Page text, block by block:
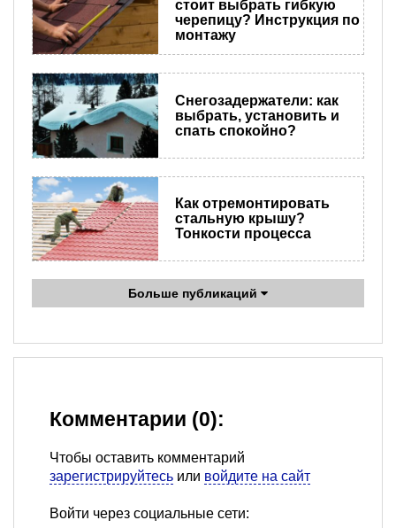
стоит выбрать гибкую
черепицу? Инструкция по
монтажу
Снегозадержатели: как
выбрать, установить и
спать спокойно?
Как отремонтировать
стальную крышу?
Тонкости процесса
Больше публикаций
Комментарии (0):
Чтобы оставить комментарий
зарегистрируйтесь или войдите на сайт
Войти через социальные сети: